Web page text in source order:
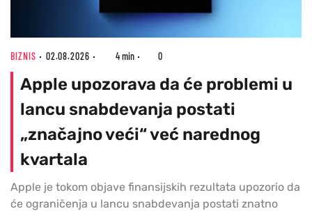
BIZNIS 02.08.2026 4 min 0
Apple upozorava da će problemi u
lancu snabdevanja postati
„značajno veći“ već narednog
kvartala
Apple je tokom objave finansijskih rezultata upozorio da
će ograničenja u lancu snabdevanja postati znatno